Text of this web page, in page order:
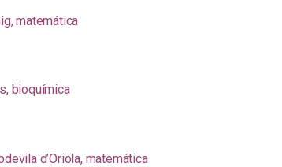
matemática
bioquímica
d’Oriola, matemática